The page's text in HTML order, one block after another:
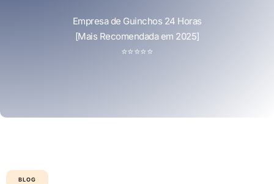
Empresa de Guinchos 24 Horas
[Mais Recomendada em 2025]
⭐⭐⭐⭐⭐
BLOG